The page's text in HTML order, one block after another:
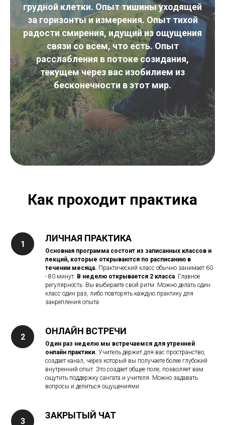
грудной клетки. Опыт тишины уходящей
за горизонты и измерения. Опыт тихой
радости смирения, идущий из ощущения
связи со всем, что есть. Опыт
расслабления в потоке созидания,
текущем через вас изобилием из
бесконечности в этот мир.
Как проходит практика
ЛИЧНАЯ ПРАКТИКА
Основная программа состоит из записанных классов и
лекций, которые открываются по расписанию в
течении месяца. Практический класс обычно занимает 60
- 80 минут. В неделю открывается 2 класса. Главное
регулярность. Вы выбираете свой ритм. Можно делать один
класс один раз, либо повторять каждую практику для
закрепления опыта
ОНЛАЙН ВСТРЕЧИ
Один раз неделю мы встречаемся для утренней
онлайн практики. Учитель держит для вас пространство,
создает канал, через который вы получаете более глубокий
внутренний опыт. Это создает общее поле, позволяет вам
ощутить поддержку сангата и учителя. Можно задавать
вопросы и делиться ощущениями.
ЗАКРЫТЫЙ ЧАТ